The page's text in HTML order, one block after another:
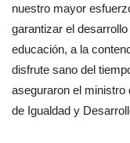
nuestro mayor
garantizar el
educación, a la
disfrute sano del
aseguraron el
de Igualdad y